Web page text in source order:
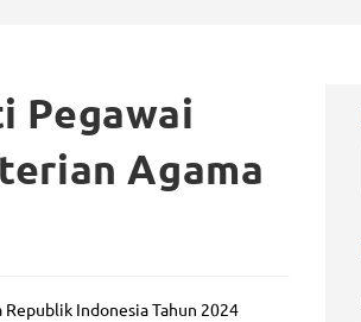
Pegawai
Agama
Indonesia Tahun 2024